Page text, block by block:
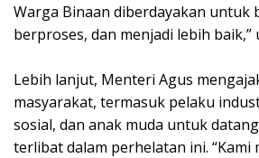
Warga Binaan diberdayakan untuk
berproses, dan menjadi lebih baik,”
Lebih lanjut, Menteri Agus
masyarakat, termasuk pelaku
sosial, dan anak muda untuk
terlibat dalam perhelatan ini. “Kami